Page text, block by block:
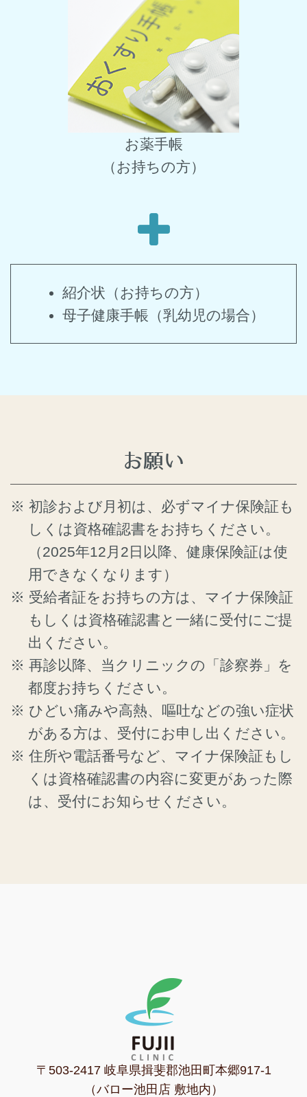
お薬手帳
（お持ちの方）
紹介状（お持ちの方）
母子健康手帳（乳幼児の場合）
お願い
初診および月初は、必ずマイナ保険証も
しくは資格確認書をお持ちください。
（2025年12月2日以降、健康保険証は使
用できなくなります）
受給者証をお持ちの方は、マイナ保険証
もしくは資格確認書と一緒に受付にご提
出ください。
再診以降、当クリニックの「診察券」を
都度お持ちください。
ひどい痛みや高熱、嘔吐などの強い症状
がある方は、受付にお申し出ください。
住所や電話番号など、マイナ保険証もし
くは資格確認書の内容に変更があった際
は、受付にお知らせください。
〒503-2417 岐阜県揖斐郡池田町本郷917-1
（バロー池田店 敷地内）